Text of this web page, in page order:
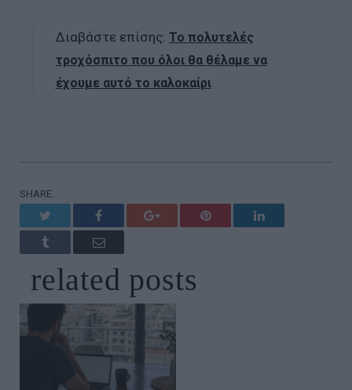
Διαβάστε επίσης: Το πολυτελές
τροχόσπιτο που όλοι θα θέλαμε να
έχουμε αυτό το καλοκαίρι
SHARE.
Facebook Google+ Pinterest LinkedIn
Tumblr Email
related posts